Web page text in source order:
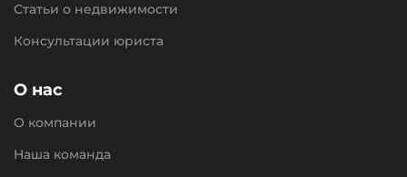
Статьи о недвижимости
Консультации юриста
О нас
О компании
Наша команда